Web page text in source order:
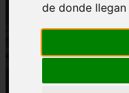
de donde